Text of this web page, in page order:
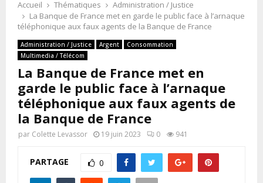
Accueil Thématiques
Administration / Justice
La Banque de France met en garde le public face à l’arnaque
téléphonique aux faux agents de la Banque de France
Administration / Justice Argent
Consommation
Multimedia / Télécom
La Banque de France met en
garde le public face à l’arnaque
téléphonique aux faux agents de
la Banque de France
par Colette Levassor 19 juin 2023 0 941
PARTAGE 0